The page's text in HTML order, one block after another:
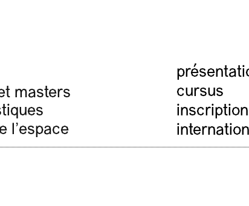
masters
l'espace
cursus